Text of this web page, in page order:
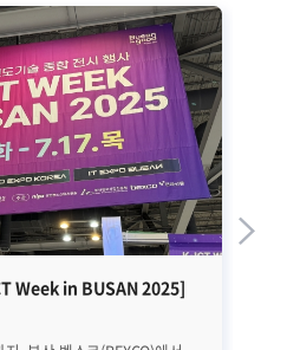
Week in BUSAN 2025]